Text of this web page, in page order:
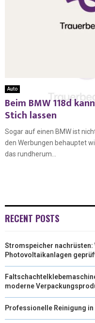
Auto
Beim BMW 118d
Stich lassen
Sogar auf einen BMW ist
den Werbungen behauptet
das rundherum...
RECENT POSTS
Stromspeicher nachrüsten:
Photovoltaikanlagen
moderne
Professionelle Reinigung in